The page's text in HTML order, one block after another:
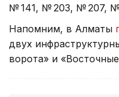
№ 141, № 203, № 207,
Напомним, в Алматы
двух
ворота» и